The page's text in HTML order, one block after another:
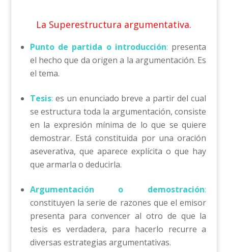
La Superestructura argumentativa.
Punto de partida o introducción: presenta
el hecho que da origen a la argumentación. Es
el tema.
Tesis: es un enunciado breve a partir del cual
se estructura toda la argumentación, consiste
en la expresión mínima de lo que se quiere
demostrar. Está constituida por una oración
aseverativa, que aparece explícita o que hay
que armarla o deducirla.
Argumentación o demostración:
constituyen la serie de razones que el emisor
presenta para convencer al otro de que la
tesis es verdadera, para hacerlo recurre a
diversas estrategias argumentativas.